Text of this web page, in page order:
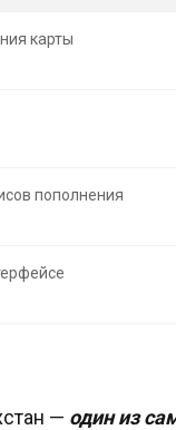
карты
пополнения
— один из